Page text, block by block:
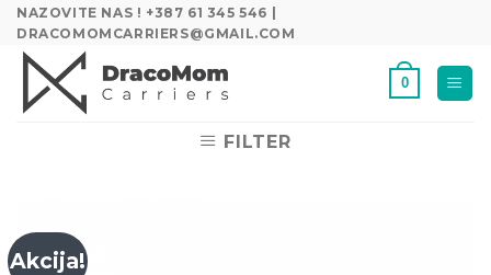
Skip
content
NAZOVITE NAS ! +387 61 345 546 |
DRACOMOMCARRIERS@GMAIL.COM
0
FILTER
Akcija!